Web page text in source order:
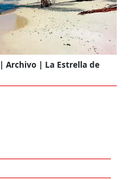
Archivo | La Estrella de